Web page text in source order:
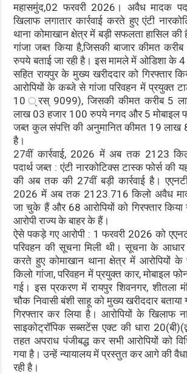
महासमुंद,02 फरवरी 2026। अवैध मादक
खिलाफ लगातार कार्रवाई करते हुए एंटी
थाना कोमाखान क्षेत्र में बड़ी सफलता हासिल
गांजा जब्त किया है,जिसकी बाजार कीमत
रुपये बताई जा रही है। इस मामले में ओडिशा के 4
सहित रायपुर के मुख्य खरीददार को गिरफ्तार
आरोपियों के कब्जे से गांजा परिवहन में प्रयुक्त
10 ्रस् 9099), जिसकी कीमत करीब 5
लाख 03 हजार 100 रुपये नगद और 5 मोबाइल
जब्त कुल संपत्ति की अनुमानित कीमत 19 लाख
है।
27वीं कार्रवाई, 2026 में अब तक 2123
पदार्थ जब्त : एंटी नारकोटिक्स टास्क फोर्स की
की अब तक की 27वीं बड़ी कार्रवाई है।
2026 में अब तक 2123.716 किलो अवैध
जा चुके हैं और 68 आरोपियों को गिरफ्तार
आरोपी राज्य के बाहर के हैं।
ऐसे पकड़े गए आरोपी : 1 फरवरी 2026 को
परिवहन की सूचना मिली थी। सूचना के आधार
करते हुए कोमाखान थाना क्षेत्र में
किलो गांजा, परिवहन में प्रयुक्त कार, मोबाइल
गई। इस प्रकरण में रायपुर शिवनगर, शीतला
चौक निवासी बंशी साहू को मुख्य खरीददार
गिरफ्तार कर लिया है। आरोपियों के खिलाफ
साइकोट्रॉपिक सब्सटेंस एक्ट की धारा
तहत अपराध पंजीबद्ध कर सभी आरोपियों को
गया है। उन्हें न्यायालय में प्रस्तुत कर आगे की
रही है।